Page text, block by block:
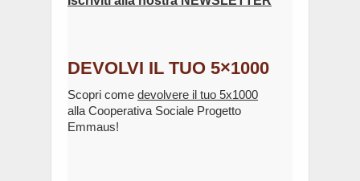
DEVOLVI IL TUO 5×1000
Scopri come devolvere il tuo 5x1000
alla Cooperativa Sociale Progetto
Emmaus!